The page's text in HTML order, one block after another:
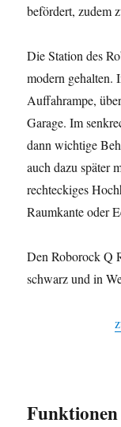
befördert, zudem
Die Station des
modern gehalten.
Auffahrampe,
Garage. Im
dann wichtige
auch dazu später
rechteckiges
Raumkante oder
Den Roborock Q
schwarz und in
Funktionen